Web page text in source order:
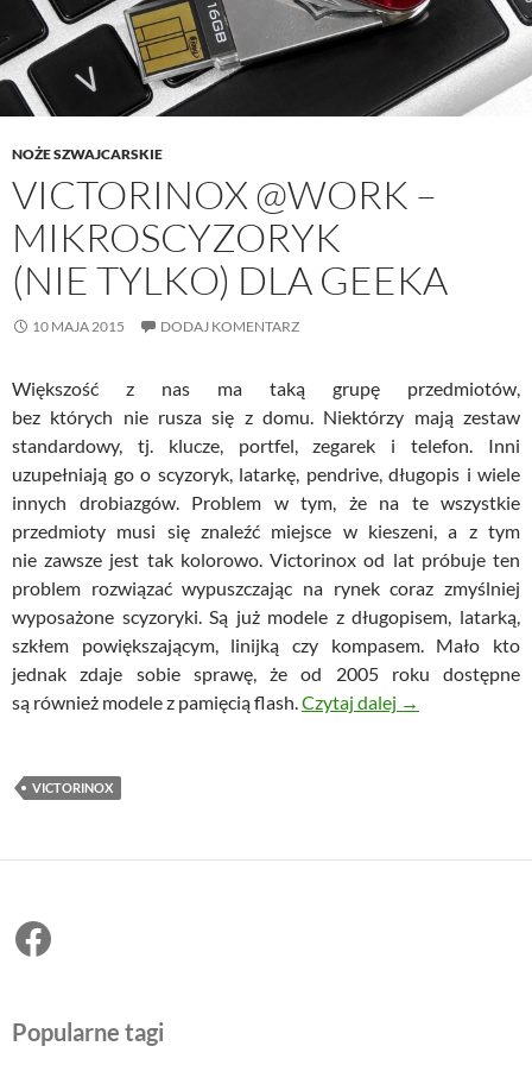
NOŻE SZWAJCARSKIE
VICTORINOX @WORK –
MIKROSCYZORYK
(NIE TYLKO) DLA GEEKA
10 MAJA 2015 DODAJ KOMENTARZ
Większość z nas ma taką grupę przedmiotów,
bez których nie rusza się z domu. Niektórzy mają zestaw
standardowy, tj. klucze, portfel, zegarek i telefon. Inni
uzupełniają go o scyzoryk, latarkę, pendrive, długopis i wiele
innych drobiazgów. Problem w tym, że na te wszystkie
przedmioty musi się znaleźć miejsce w kieszeni, a z tym
nie zawsze jest tak kolorowo. Victorinox od lat próbuje ten
problem rozwiązać wypuszczając na rynek coraz zmyślniej
wyposażone scyzoryki. Są już modele z długopisem, latarką,
szkłem powiększającym, linijką czy kompasem. Mało kto
jednak zdaje sobie sprawę, że od 2005 roku dostępne
są również modele z pamięcią flash. Czytaj dalej Victorinox
→
VICTORINOX
Facebook
Popularne tagi